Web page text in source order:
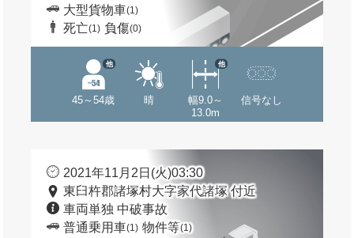
大型貨物車(1)
死亡(1) 負傷(0)
45～54歳
他
晴
幅9.0～
13.0m
他
信号なし
2021年11月2日(火)03:30
東臼杵郡諸塚村大字家代諸塚 付近
車両単独 中破事故
普通乗用車(1) 物件等(1)